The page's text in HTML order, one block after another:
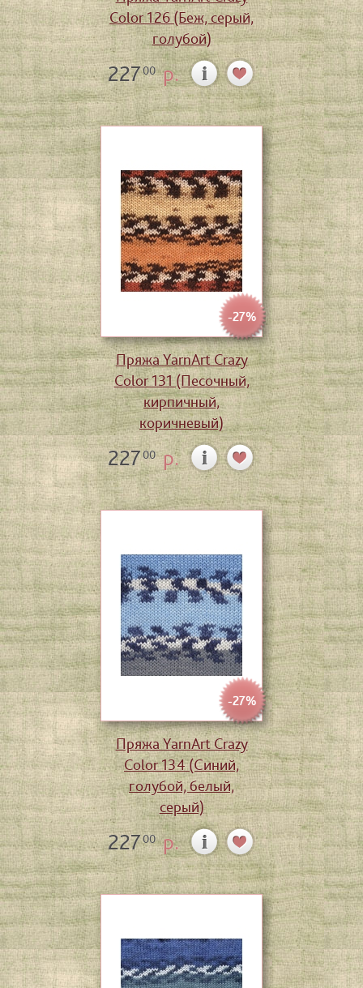
Color 126 (Беж, серый,
голубой)
22700р.
-27%
Пряжа YarnArt Crazy
Color 131 (Песочный,
кирпичный,
коричневый)
22700р.
-27%
Пряжа YarnArt Crazy
Color 134 (Синий,
голубой, белый,
серый)
22700р.